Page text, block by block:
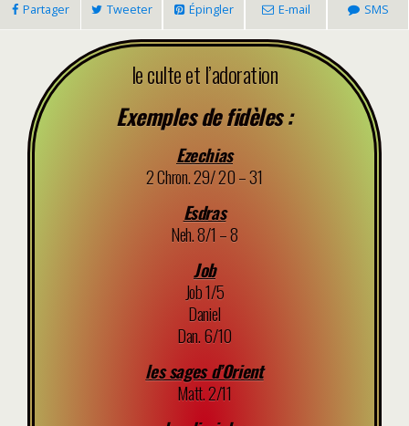
Partager Tweeter Épingler E-mail SMS
le culte et l’adoration
Exemples de fidèles :
Ezechias
2 Chron. 29/ 20 – 31
Esdras
Neh. 8/1 – 8
Job
Job 1/5
Daniel
Dan. 6/10
les sages d’Orient
Matt. 2/11